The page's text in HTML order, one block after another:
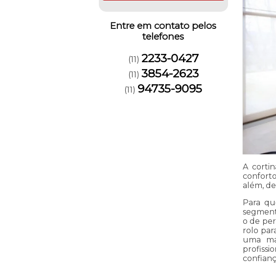
Entre em contato pelos
telefones
(11) 2233-0427
(11) 3854-2623
(11) 94735-9095
A
além,
Para
o de
rolo
uma